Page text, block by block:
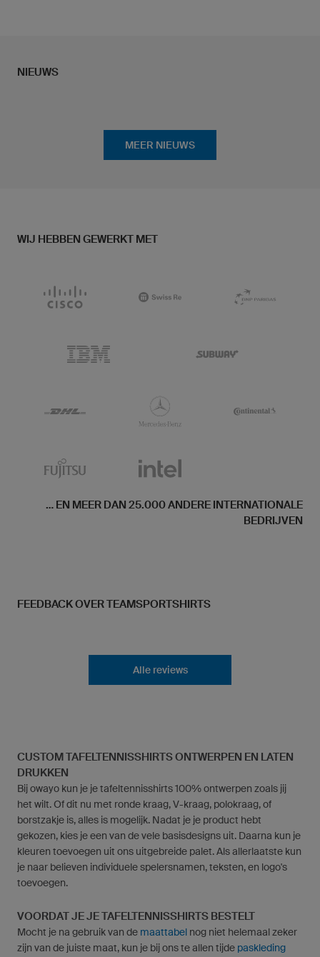
NIEUWS
MEER NIEUWS
WIJ HEBBEN GEWERKT MET
... EN MEER DAN 25.000 ANDERE INTERNATIONALE
BEDRIJVEN
FEEDBACK OVER TEAMSPORTSHIRTS
Alle reviews
CUSTOM TAFELTENNISSHIRTS ONTWERPEN EN LATEN
DRUKKEN
Bij owayo kun je je tafeltennisshirts 100% ontwerpen zoals jij
het wilt. Of dit nu met ronde kraag, V-kraag, polokraag, of
borstzakje is, alles is mogelijk. Nadat je je product hebt
gekozen, kies je een van de vele basisdesigns uit. Daarna kun je
kleuren toevoegen uit ons uitgebreide palet. Als allerlaatste kun
je naar believen individuele spelersnamen, teksten, en logo's
toevoegen.
VOORDAT JE JE TAFELTENNISSHIRTS BESTELT
Mocht je na gebruik van de maattabel nog niet helemaal zeker
zijn van de juiste maat, kun je bij ons te allen tijde paskleding